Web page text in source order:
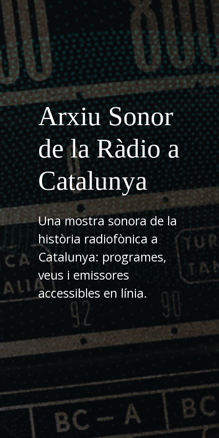
Arxiu Sonor
de la Ràdio a
Catalunya
Una mostra sonora de la
història radiofònica a
Catalunya: programes,
veus i emissores
accessibles en línia.